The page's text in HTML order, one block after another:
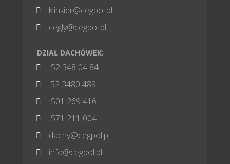
 klinkier@cegpol.pl
 cegly@cegpol.pl
DZIAŁ DACHÓWEK:
 52 348 04 84
 .52 3480 489
 501 269 416
 571 211 004
 dachy@cegpol.pl
 info@cegpol.pl